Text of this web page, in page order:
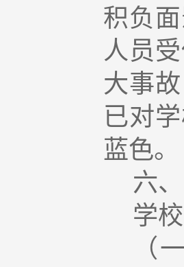
积负
人员
大事
已对
蓝色。
六
学
（